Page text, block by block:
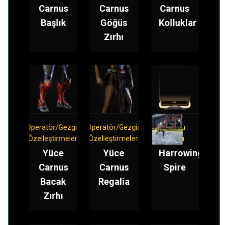
Carnus
Başlık
Carnus
Göğüs
Zırhı
Carnus
Kolluklar
Operatör/Gezgin
Özelleştirmeleri
Yüce
Carnus
Bacak
Zırhı
Operatör/Gezgin
Özelleştirmeleri
Yüce
Carnus
Regalia
Süngü
Modu
Harrowing
Spire